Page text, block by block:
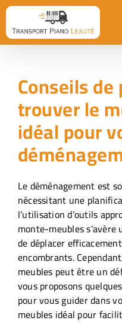
Passer
contenu
Conseils
trouver le
idéal pour
Le déménagement est
nécessitant une
l’utilisation d’outils
monte-meubles
de déplacer
encombrants.
meubles peut être un
vous proposons
pour vous guider dans
meubles idéal pour